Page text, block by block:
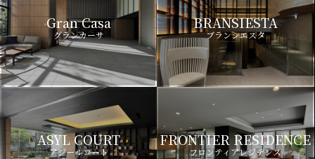
Gran Casa
グランカーサ
BRANSIESTA
ブランシエスタ
ASYL COURT
アジールコート
FRONTIER RESIDENCE
フロンティアレジデンス